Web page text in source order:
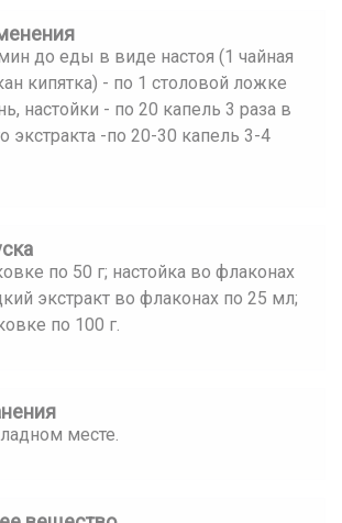
до еды в виде настоя (1 чайная
кипятка) - по 1 столовой ложке
настойки - по 20 капель 3 раза в
экстракта -по 20-30 капель 3-4
по 50 г; настойка во флаконах
экстракт во флаконах по 25 мл;
по 100 г.
месте.